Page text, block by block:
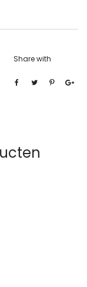
Share with